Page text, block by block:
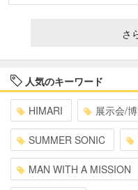
さ
人気のキーワード
HIMARI 展示会/
SUMMER SONIC
MAN WITH A MISSION